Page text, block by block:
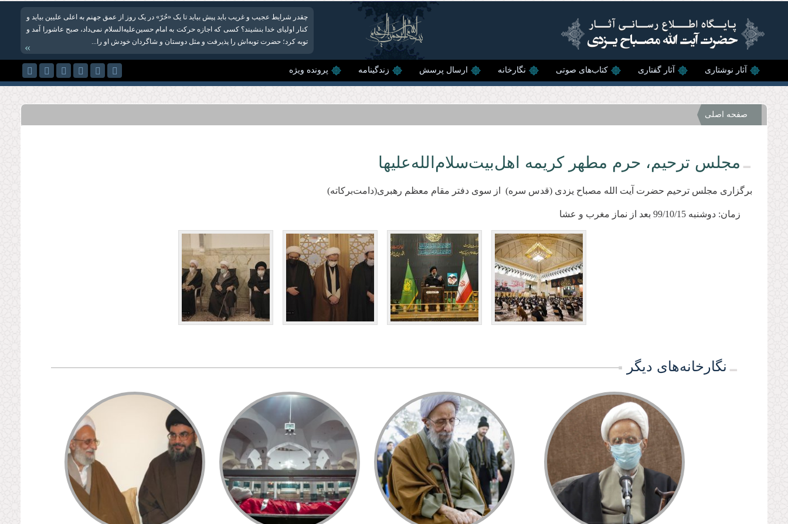
چقدر شرایط عجیب و غریب باید پیش بیاید تا یک «حُرّ» در یک روز از عمق جهنم به اعلی علیین بیاید و
کنار اولیای خدا بنشیند؟ کسی که اجازه حرکت به امام حسین‌علیه‌السلام نمی‌داد، صبح عاشورا آمد و
توبه کرد؛ حضرت توبه‌اش را پذیرفت و مثل دوستان و شاگردان خودش او را...
»
آثار نوشتاری آثار گفتاری کتاب‌های صوتی نگارخانه ارسال پرسش زندگینامه پرونده ویژه
صفحه اصلی
مجلس ترحیم، حرم مطهر کریمه اهل‌بیت‌سلام‌الله‌علیها
برگزاری مجلس ترحیم حضرت آیت الله مصباح یزدی (قدس سره) از سوی دفتر مقام معظم رهبری‌(دامت‌برکاته)
زمان: دوشنبه 99/10/15 بعد از نماز مغرب و عشا
نگارخانه‌های دیگر